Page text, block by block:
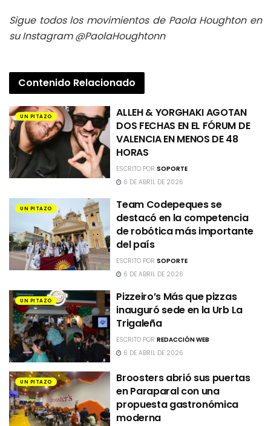
Sigue todos los movimientos de Paola Houghton en
su Instagram @PaolaHoughtonn
Contenido Relacionado
UN PITAZO
ALLEH & YORGHAKI AGOTAN
DOS FECHAS EN EL FÓRUM DE
VALENCIA EN MENOS DE 48
HORAS
ESCRITO PORSOPORTE
6 DE ABRIL DE 2026
UN PITAZO
Team Codepeques se
destacó en la competencia
de robótica más importante
del país
ESCRITO PORSOPORTE
6 DE ABRIL DE 2026
UN PITAZO
Pizzeiro’s Más que pizzas
inauguró sede en la Urb La
Trigaleña
ESCRITO PORREDACCIÓN WEB
6 DE ABRIL DE 2026
UN PITAZO
Broosters abrió sus puertas
en Paraparal con una
propuesta gastronómica
moderna